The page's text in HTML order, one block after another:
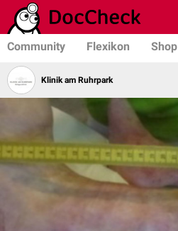
Community Flexikon Shop
Klinik am Ruhrpark